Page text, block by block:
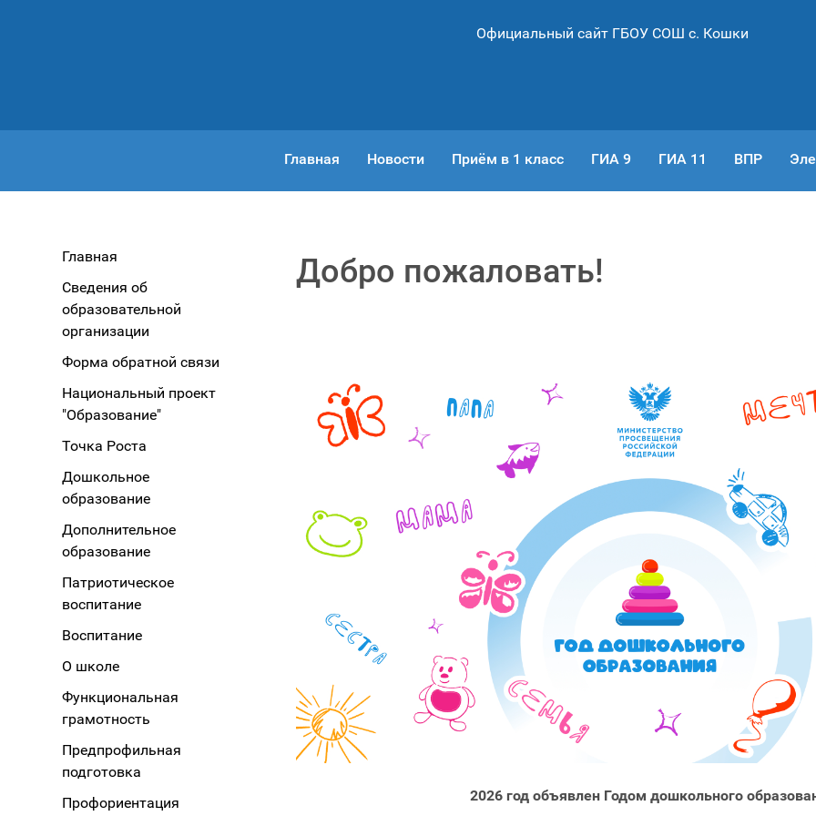
Официальный сайт ГБОУ СОШ с. Кошки
Главная Новости Приём в 1 класс ГИА 9 ГИА 11 ВПР
Главная
Сведения об
образовательной
организации
Форма обратной связи
Национальный проект
"Образование"
Точка Роста
Дошкольное
образование
Дополнительное
образование
Патриотическое
воспитание
Воспитание
О школе
Функциональная
грамотность
Предпрофильная
подготовка
Профориентация
Добро пожаловать!
2026 год объявлен Годом дошкольного